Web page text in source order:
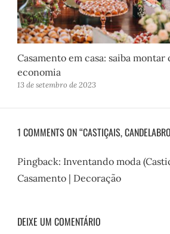
Casamento em casa: saiba montar
economia
13 de setembro de 2023
1 COMMENTS ON “CASTIÇAIS,
Pingback: Inventando moda
Casamento | Decoração
DEIXE UM COMENTÁRIO